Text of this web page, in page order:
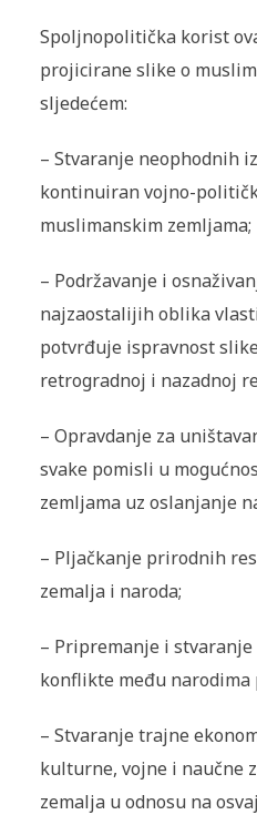
Spoljnopolitička korist
projicirane slike o
sljedećem:
– Stvaranje neophodnih
kontinuiran vojno-
muslimanskim zemljama;
– Podržavanje i
najzaostalijih oblika
potvrđuje ispravnost
retrogradnoj i nazadnoj
– Opravdanje za
svake pomisli u
zemljama uz oslanjanje
– Pljačkanje prirodnih
zemalja i naroda;
– Pripremanje i
konflikte među
– Stvaranje trajne
kulturne, vojne i naučne
zemalja u odnosu na